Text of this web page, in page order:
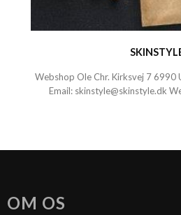
Webshop Ole Chr. Kirksvej 7 6990
Email: skinstyle@skinstyle.dk
OM OS